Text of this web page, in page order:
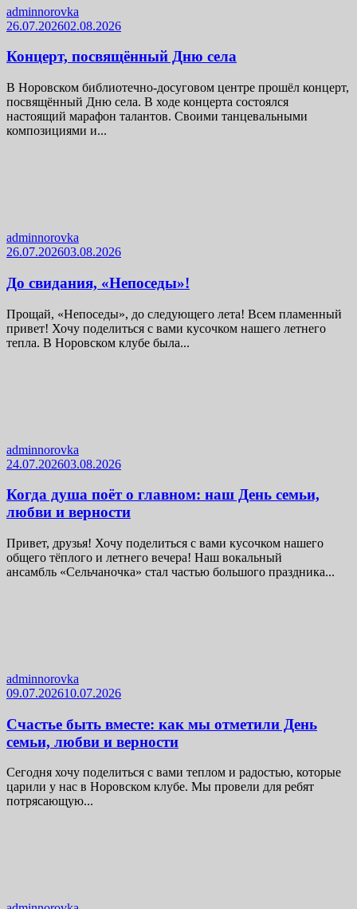
adminnorovka
26.07.202602.08.2026
Концерт, посвящённый Дню села
В Норовском библиотечно-досуговом центре прошёл концерт,
посвящённый Дню села. В ходе концерта состоялся
настоящий марафон талантов. Своими танцевальными
композициями и...
adminnorovka
26.07.202603.08.2026
До свидания, «Непоседы»!
Прощай, «Непоседы», до следующего лета! Всем пламенный
привет! Хочу поделиться с вами кусочком нашего летнего
тепла. В Норовском клубе была...
adminnorovka
24.07.202603.08.2026
Когда душа поёт о главном: наш День семьи,
любви и верности
Привет, друзья! Хочу поделиться с вами кусочком нашего
общего тёплого и летнего вечера! Наш вокальный
ансамбль «Сельчаночка» стал частью большого праздника...
adminnorovka
09.07.202610.07.2026
Счастье быть вместе: как мы отметили День
семьи, любви и верности
Сегодня хочу поделиться с вами теплом и радостью, которые
царили у нас в Норовском клубе. Мы провели для ребят
потрясающую...